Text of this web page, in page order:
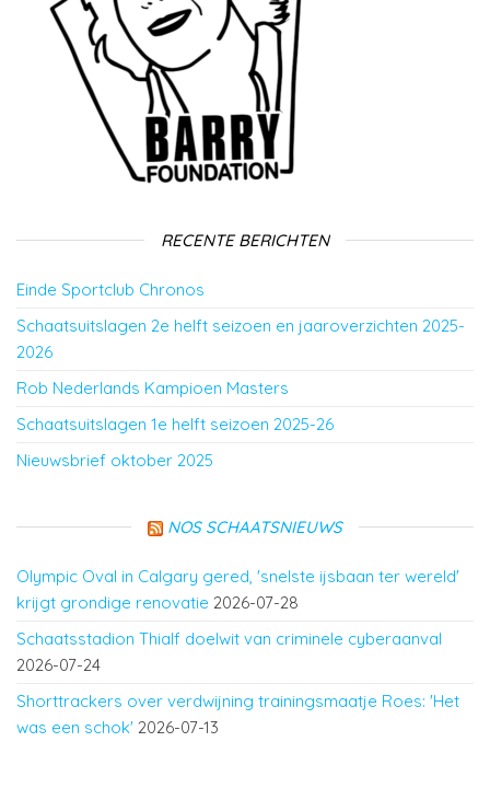
RECENTE BERICHTEN
Einde Sportclub Chronos
Schaatsuitslagen 2e helft seizoen en jaaroverzichten 2025-
2026
Rob Nederlands Kampioen Masters
Schaatsuitslagen 1e helft seizoen 2025-26
Nieuwsbrief oktober 2025
NOS SCHAATSNIEUWS
Olympic Oval in Calgary gered, 'snelste ijsbaan ter wereld'
krijgt grondige renovatie 2026-07-28
Schaatsstadion Thialf doelwit van criminele cyberaanval
2026-07-24
Shorttrackers over verdwijning trainingsmaatje Roes: 'Het
was een schok' 2026-07-13